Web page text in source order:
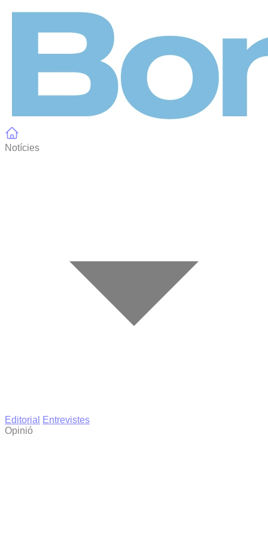
Notícies
Editorial
Entrevistes
Opinió